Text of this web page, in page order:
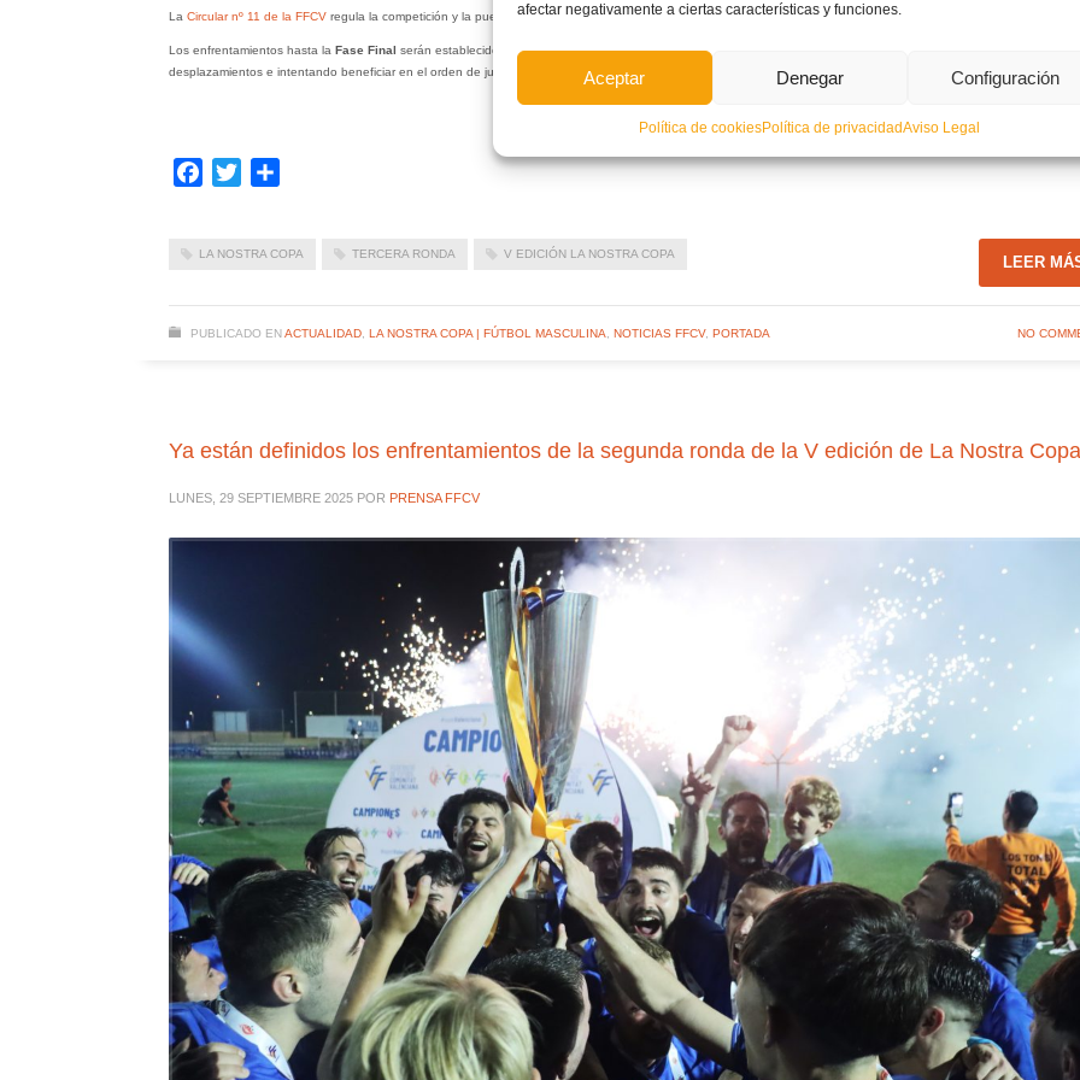
afectar negativamente a ciertas características y funciones.
Aceptar Denegar Configuración
Política de cookiesPolítica de privacidadAviso Legal
La Circular nº 11 de la FFCVregula la competición y la puedes consultarPINCHANDO AQUÍ.
Los enfrentamientos hasta la Fase Final serán establecidos mediante el criterio de cercanía geográfica, siempre que esto sea posible, y procurando evitar grandes
desplazamientos e intentando beneficiar en el orden de juego al equipo de inferior categoría.
Facebook
Twitter
LA NOSTRA COPA TERCERA RONDA V EDICIÓN LA NOSTRA COPA LEER
PUBLICADO EN ACTUALIDAD, LA NOSTRA COPA | FÚTBOL MASCULINA NOTICIAS FFCV, PORTADA NO
Ya están definidos los enfrentamientos de la segunda ronda de la V edición de La Nostra Copa
LUNES, 29 SEPTIEMBRE 2025 POR PRENSA FFCV